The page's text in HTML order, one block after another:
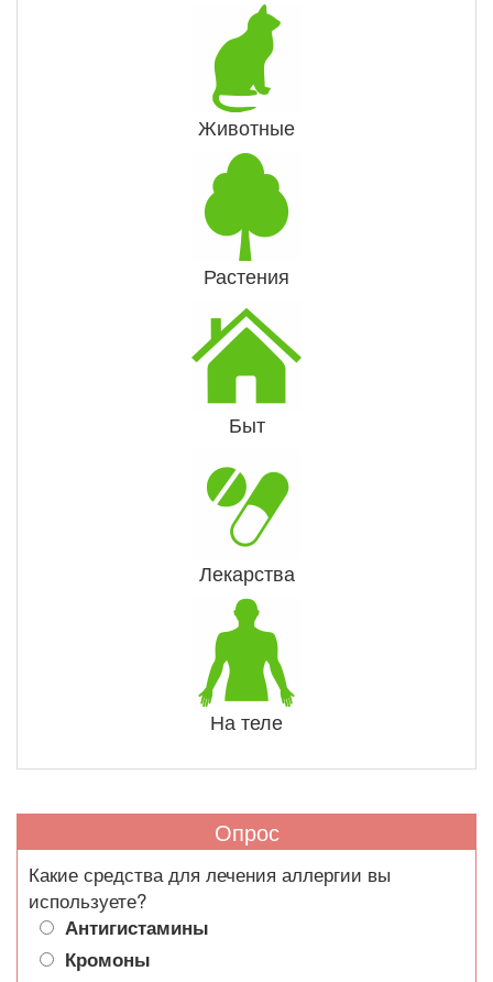
Животные
Растения
Быт
Лекарства
На теле
Опрос
Какие средства для лечения аллергии вы
используете?
Антигистамины
Кромоны